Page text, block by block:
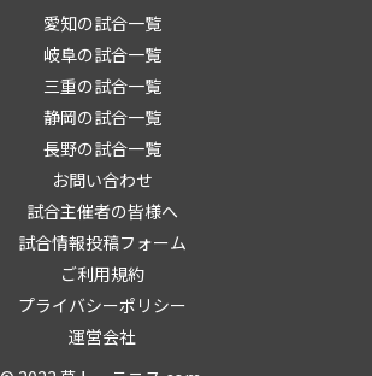
愛知の試合一覧
岐阜の試合一覧
三重の試合一覧
静岡の試合一覧
長野の試合一覧
お問い合わせ
試合主催者の皆様へ
試合情報投稿フォーム
ご利用規約
プライバシーポリシー
運営会社